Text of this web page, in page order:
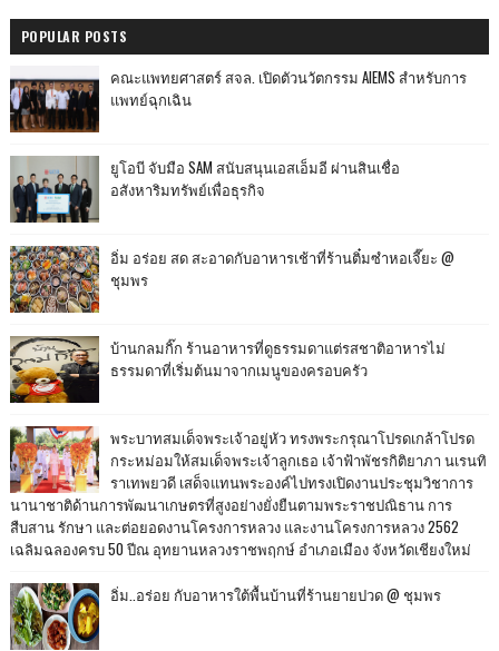
POPULAR POSTS
คณะแพทยศาสตร์ สจล. เปิดตัวนวัตกรรม AIEMS สำหรับการ
แพทย์ฉุกเฉิน
ยูโอบี จับมือ SAM สนับสนุนเอสเอ็มอี ผ่านสินเชื่อ
อสังหาริมทรัพย์เพื่อธุรกิจ
อิ่ม อร่อย สด สะอาดกับอาหารเช้าที่ร้านติ๋มซำหอเจี๊ยะ @
ชุมพร
บ้านกลมกิ๊ก ร้านอาหารที่ดูธรรมดาแต่รสชาติอาหารไม่
ธรรมดาที่เริ่มต้นมาจากเมนูของครอบครัว
พระบาทสมเด็จพระเจ้าอยู่หัว ทรงพระกรุณาโปรดเกล้าโปรด
กระหม่อมให้สมเด็จพระเจ้าลูกเธอ เจ้าฟ้าพัชรกิติยาภา นเรนทิ
ราเทพยวดี เสด็จแทนพระองค์ไปทรงเปิดงานประชุมวิชาการ
นานาชาติด้านการพัฒนาเกษตรที่สูงอย่างยั่งยืนตามพระราชปณิธาน การ
สืบสาน รักษา และต่อยอดงานโครงการหลวง และงานโครงการหลวง 2562
เฉลิมฉลองครบ 50 ปีณ อุทยานหลวงราชพฤกษ์ อำเภอเมือง จังหวัดเชียงใหม่
อิ่ม..อร่อย กับอาหารใต้พื้นบ้านที่ร้านยายปวด @ ชุมพร